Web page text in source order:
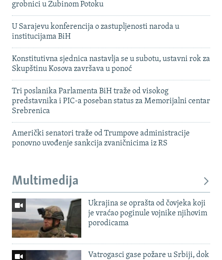
grobnici u Zubinom Potoku
U Sarajevu konferencija o zastupljenosti naroda u
institucijama BiH
Konstitutivna sjednica nastavlja se u subotu, ustavni rok za
Skupštinu Kosova završava u ponoć
Tri poslanika Parlamenta BiH traže od visokog
predstavnika i PIC-a poseban status za Memorijalni centar
Srebrenica
Američki senatori traže od Trumpove administracije
ponovno uvođenje sankcija zvaničnicima iz RS
Multimedija
Ukrajina se oprašta od čovjeka koji
je vraćao poginule vojnike njihovim
porodicama
Vatrogasci gase požare u Srbiji, dok